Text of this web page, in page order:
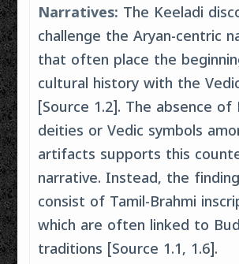
Narratives: The Keeladi
challenge the Aryan-centric
that often place the
cultural history with the
[Source 1.2]. The absence of
deities or Vedic symbols
artifacts supports this
narrative. Instead, the
consist of Tamil-Brahmi
which are often linked to
traditions [Source 1.1, 1.6].